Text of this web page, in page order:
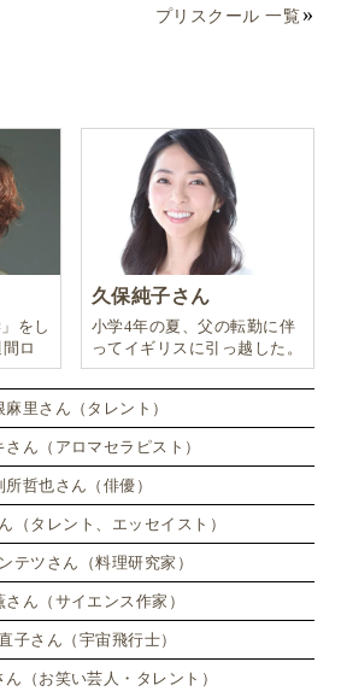
プリスクール 一覧
をし
ロ
に通
、
久保純子さん
小学4年の夏、父の転勤に伴
ってイギリスに引っ越した。
麻里さん（タレント）
さん（アロマセラピスト）
所哲也さん（俳優）
（タレント、エッセイスト）
テツさん（料理研究家）
さん（サイエンス作家）
子さん（宇宙飛行士）
（お笑い芸人・タレント）